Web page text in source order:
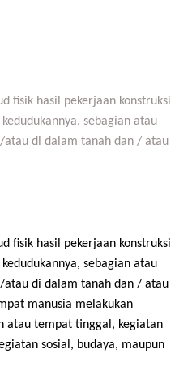
fisik hasil pekerjaan konstruksi
sebagian atau
atau di dalam tanah dan / atau
fisik hasil pekerjaan konstruksi
sebagian atau
atau di dalam tanah dan / atau
manusia melakukan
atau tempat tinggal, kegiatan
sosial, budaya, maupun